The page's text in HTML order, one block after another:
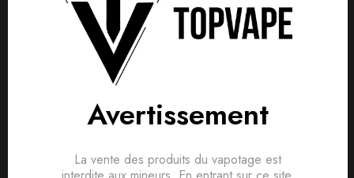
Avertissement
La vente des produits du vapotage est